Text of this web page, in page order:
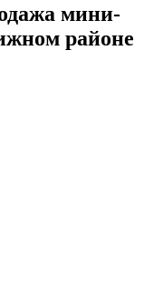
мини-
районе